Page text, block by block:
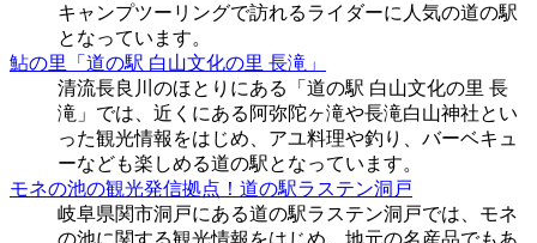
キャンプツーリングで訪れるライダーに人気の道の駅
となっています。
鮎の里「道の駅 白山文化の里 長滝」
清流長良川のほとりにある「道の駅 白山文化の里 長
滝」では、近くにある阿弥陀ヶ滝や長滝白山神社とい
った観光情報をはじめ、アユ料理や釣り、バーベキュ
ーなども楽しめる道の駅となっています。
モネの池の観光発信拠点！道の駅ラステン洞戸
岐阜県関市洞戸にある道の駅ラステン洞戸では、モネ
の池に関する観光情報をはじめ、地元の名産品でもあ